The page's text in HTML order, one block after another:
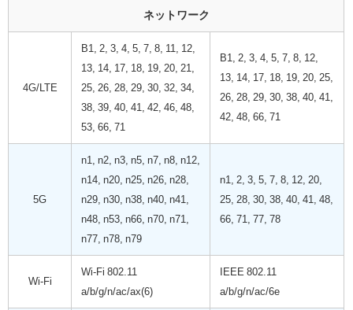
ネットワーク
4G/LTE
B1, 2, 3, 4, 5, 7, 8, 11, 12,
13, 14, 17, 18, 19, 20, 21,
25, 26, 28, 29, 30, 32, 34,
38, 39, 40, 41, 42, 46, 48,
53, 66, 71
B1, 2, 3, 4, 5, 7, 8, 12,
13, 14, 17, 18, 19, 20, 25,
26, 28, 29, 30, 38, 40, 41,
42, 48, 66, 71
5G
n1, n2, n3, n5, n7, n8, n12,
n14, n20, n25, n26, n28,
n29, n30, n38, n40, n41,
n48, n53, n66, n70, n71,
n77, n78, n79
n1, 2, 3, 5, 7, 8, 12, 20,
25, 28, 30, 38, 40, 41, 48,
66, 71, 77, 78
Wi-Fi
Wi-Fi 802.11
a/b/g/n/ac/ax(6)
IEEE 802.11
a/b/g/n/ac/6e